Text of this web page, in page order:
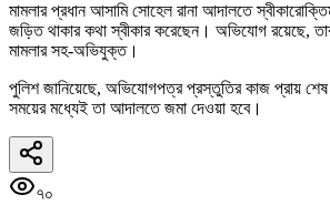
মামলার প্রধান আসামি সোহেল রানা আদালতে
জড়িত থাকার কথা স্বীকার করেছেন। অভিযোগ রয়েছে,
মামলার সহ-অভিযুক্ত।
পুলিশ জানিয়েছে, অভিযোগপত্র প্রস্তুতির কাজ প্রায় শেষ
সময়ের মধ্যেই তা আদালতে জমা দেওয়া হবে।
৭০